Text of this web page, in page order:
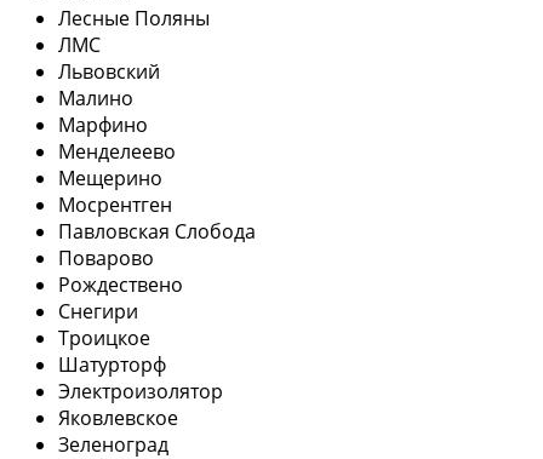
Лесные Поляны
ЛМС
Львовский
Малино
Марфино
Менделеево
Мещерино
Мосрентген
Павловская Слобода
Поварово
Рождествено
Снегири
Троицкое
Шатурторф
Электроизолятор
Яковлевское
Зеленоград